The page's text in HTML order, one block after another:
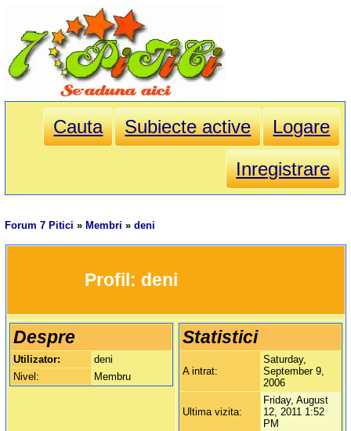
Cauta Subiecte active
Logare
Inregistrare
Forum 7 Pitici » Membri »deni
		Profil:
deni
Despre
Utilizator:
deni
Nivel:
Membru
Statistici
A intrat:
Saturday,
September 9,
2006
Ultima vizita:
Friday, August
12, 2011 1:52
PM